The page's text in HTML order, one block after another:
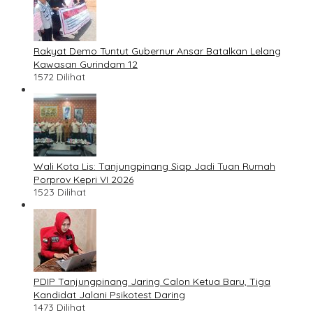
Rakyat Demo Tuntut Gubernur Ansar Batalkan Lelang
Kawasan Gurindam 12
1572 Dilihat
Wali Kota Lis: Tanjungpinang Siap Jadi Tuan Rumah
Porprov Kepri VI 2026
1523 Dilihat
PDIP Tanjungpinang Jaring Calon Ketua Baru, Tiga
Kandidat Jalani Psikotest Daring
1473 Dilihat